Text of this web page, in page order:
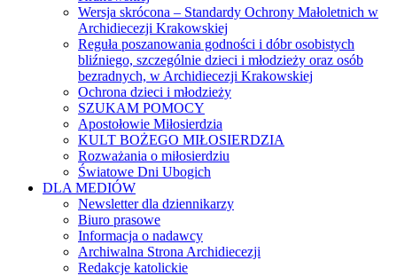
Wersja skrócona – Standardy Ochrony Małoletnich w
Archidiecezji Krakowskiej
Reguła poszanowania godności i dóbr osobistych
bliźniego, szczególnie dzieci i młodzieży oraz osób
bezradnych, w Archidiecezji Krakowskiej
Ochrona dzieci i młodzieży
SZUKAM POMOCY
Apostołowie Miłosierdzia
KULT BOŻEGO MIŁOSIERDZIA
Rozważania o miłosierdziu
Światowe Dni Ubogich
DLA MEDIÓW
Newsletter dla dziennikarzy
Biuro prasowe
Informacja o nadawcy
Archiwalna Strona Archidiecezji
Redakcje katolickie